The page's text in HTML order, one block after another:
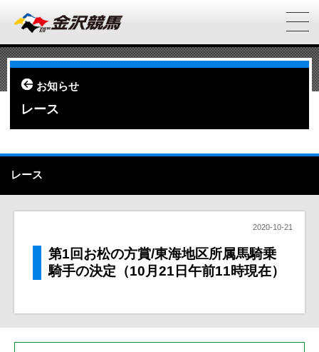
お知らせ
レース
レース
2020-10-21
第1回お松の方賞/東海地区所属馬騎乗
騎手の決定（10月21日午前11時現在）